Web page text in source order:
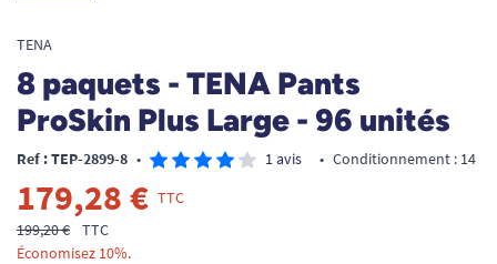
TENA
8 paquets - TENA Pants
ProSkin Plus Large - 96 unités
Ref : TEP-2899-8 • 1 avis • Conditionnement : 14
179,28 € TTC
199,20 €
TTC
Économisez 10%.